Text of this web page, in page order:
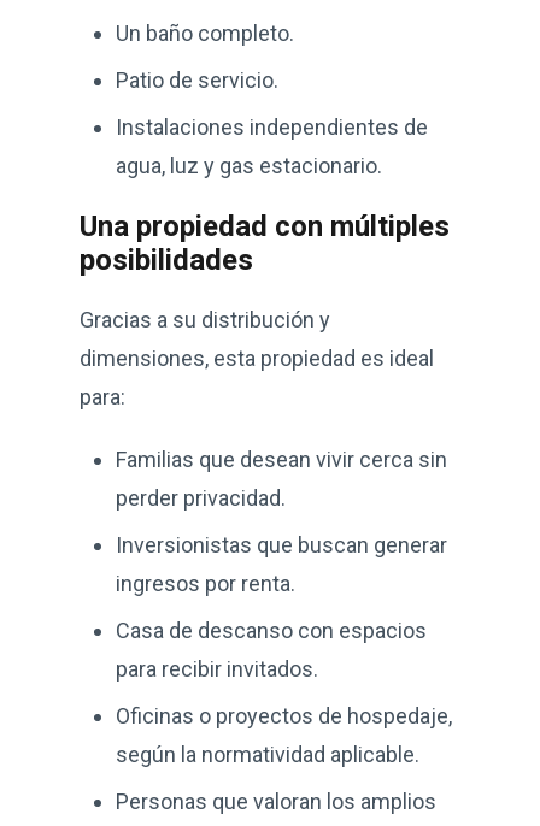
Un baño completo.
Patio de servicio.
Instalaciones independientes de
agua, luz y gas estacionario.
Una propiedad con múltiples
posibilidades
Gracias a su distribución y
dimensiones, esta propiedad es ideal
para:
Familias que desean vivir cerca sin
perder privacidad.
Inversionistas que buscan generar
ingresos por renta.
Casa de descanso con espacios
para recibir invitados.
Oficinas o proyectos de hospedaje,
según la normatividad aplicable.
Personas que valoran los amplios